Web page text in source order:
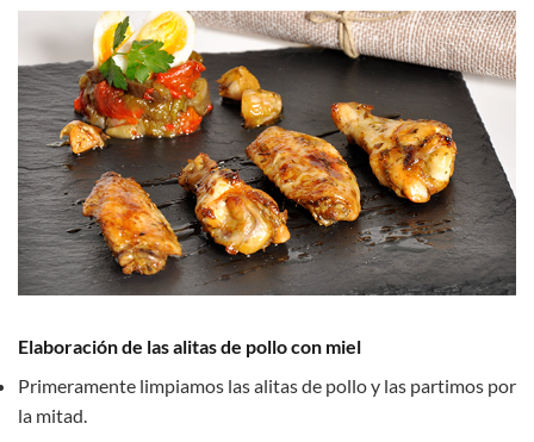
Elaboración de las alitas de pollo con miel
Primeramente limpiamos las alitas de pollo y las partimos por
la mitad.